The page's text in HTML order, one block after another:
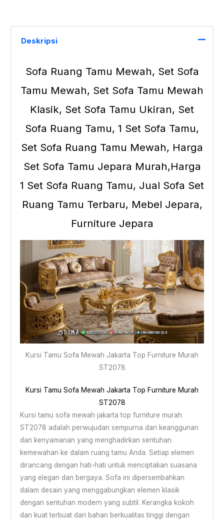
Deskripsi
Sofa Ruang Tamu Mewah, Set Sofa
Tamu Mewah, Set Sofa Tamu Mewah
Klasik, Set Sofa Tamu Ukiran, Set
Sofa Ruang Tamu, 1 Set Sofa Tamu,
Set Sofa Ruang Tamu Mewah, Harga
Set Sofa Tamu Jepara Murah,Harga
1 Set Sofa Ruang Tamu, Jual Sofa Set
Ruang Tamu Terbaru, Mebel Jepara,
Furniture Jepara
Kursi Tamu Sofa Mewah Jakarta Top Furniture Murah
ST2078
Kursi Tamu Sofa Mewah Jakarta Top Furniture Murah
ST2078
Kursi tamu sofa mewah jakarta top furniture murah
ST2078 adalah perwujudan sempurna dari keanggunan
dan kenyamanan yang menghadirkan sentuhan
kemewahan ke dalam ruang tamu Anda. Setiap elemen
dirancang dengan hati-hati untuk menciptakan suasana
yang elegan dan bergaya. Sofa ini dipersembahkan
dalam desain yang menggabungkan elemen klasik
dengan sentuhan modern yang subtil. Kerangka kokoh
dan kuat terbuat dari bahan berkualitas tinggi dengan